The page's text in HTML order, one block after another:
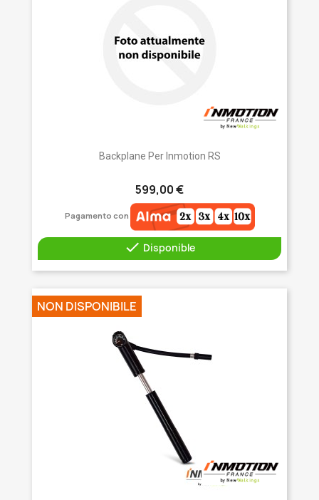
Backplane Per Inmotion RS
599,00 €
Pagamento con
 Disponible
NON DISPONIBILE